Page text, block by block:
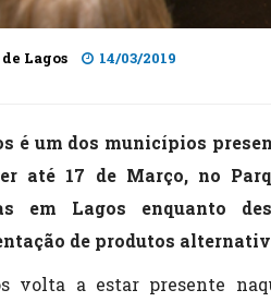
Lagos 14/03/2019
é um dos municípios
até 17 de Março, no
em Lagos enquanto
de produtos
volta a estar presente